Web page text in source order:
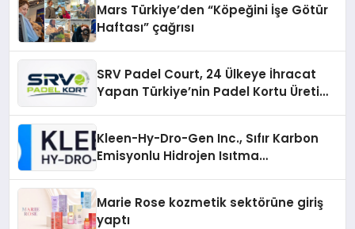
Mars Türkiye’den “Köpeğini İşe Götür
Haftası” çağrısı
SRV Padel Court, 24 Ülkeye İhracat
Yapan Türkiye’nin Padel Kortu Üretim
Kleen-Hy-Dro-Gen Inc., Sıfır Karbon
Emisyonlu Hidrojen Isıtma
Marie Rose kozmetik sektörüne giriş
yaptı